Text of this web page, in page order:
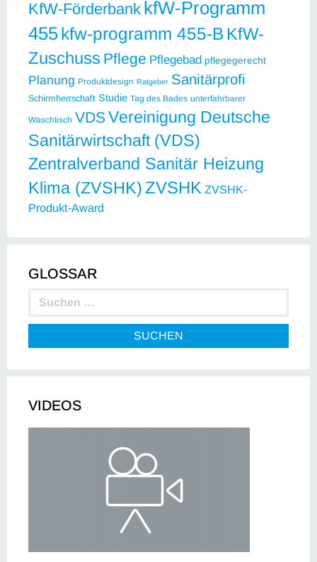
KfW-Förderbank kfW-Programm
455kfw-programm 455-B KfW-
Zuschuss Pflege Pflegebad pflegegerecht
Planung Produktdesign Ratgeber Sanitärprofi
Schirmherrschaft Studie Tag des Bades unterfahrbarer
Waschtisch VDSVereinigung Deutsche
Sanitärwirtschaft (VDS)
Zentralverband Sanitär Heizung
Klima (ZVSHK)ZVSHK ZVSHK-
Produkt-Award
GLOSSAR
SUCHEN
VIDEOS